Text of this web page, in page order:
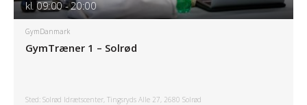
kl. 09:00 - 20:00
GymDanmark
GymTræner 1 – Solrød
Sted: Solrød Idrætscenter, Tingsryds Alle 27, 2680 Solrød